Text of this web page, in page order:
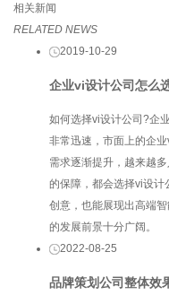
相关新闻
RELATED NEWS
2019-10-29
企业vi设计公司怎么
如何选择vi设计公司?企
非常迅速，市面上的企
需求逐渐提升，越来越
的保障，都会选择vi设计
创意，也能展现出高端
的发展前景十分广阔。
2022-08-25
品牌策划公司整体效